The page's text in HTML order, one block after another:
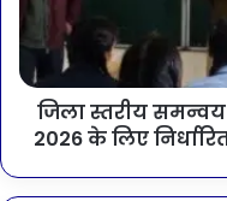
जिला स्तरीय समन्वय
2026 के लिए